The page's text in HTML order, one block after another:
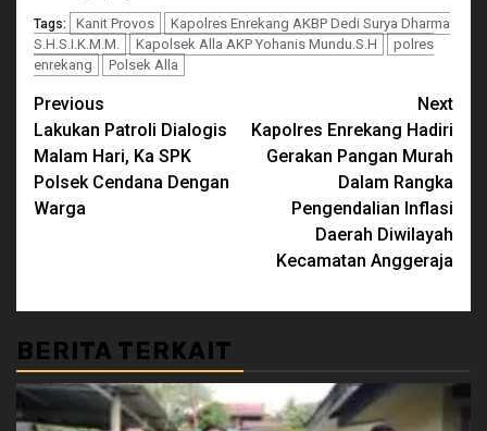
Tags: Kanit Provos
Kapolres Enrekang AKBP Dedi Surya Dharma
S.H.S.I.K.M.M.
Kapolsek Alla AKP Yohanis Mundu.S.H
polres
enrekang
Polsek Alla
Continue
Reading
Previous
Lakukan Patroli Dialogis
Malam Hari, Ka SPK
Polsek Cendana Dengan
Warga
Next
Kapolres Enrekang Hadiri
Gerakan Pangan Murah
Dalam Rangka
Pengendalian Inflasi
Daerah Diwilayah
Kecamatan Anggeraja
BERITA TERKAIT